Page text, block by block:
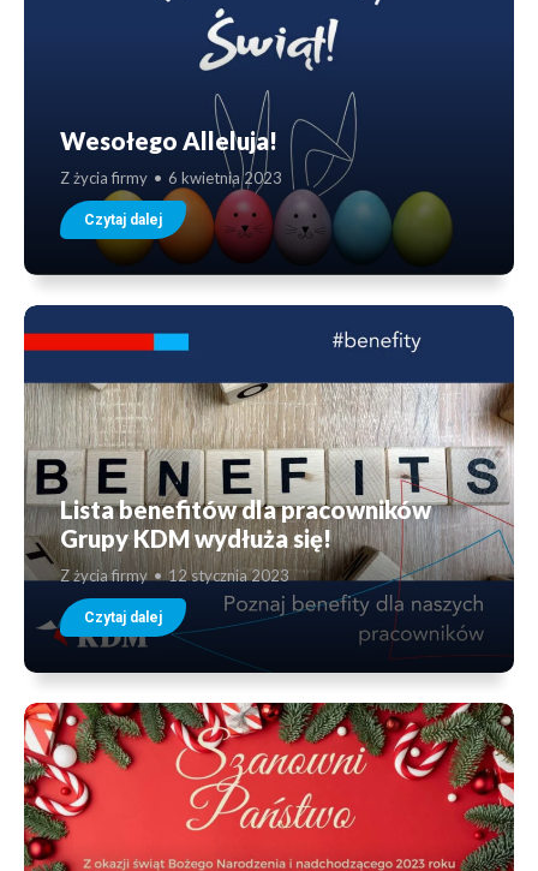
Wesołego Alleluja!
Z życia firmy 6 kwietnia 2023
Czytaj dalej
Lista benefitów dla pracowników
Grupy KDM wydłuża się!
Z życia firmy 12 stycznia 2023
Czytaj dalej